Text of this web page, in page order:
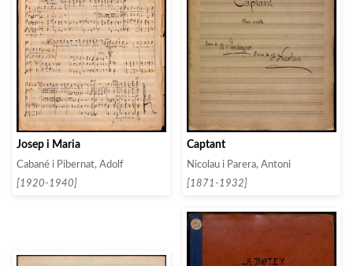
Josep i Maria
Cabané i Pibernat, Adolf
[1920-1940]
Captant
Nicolau i Parera, Antoni
[1871-1932]